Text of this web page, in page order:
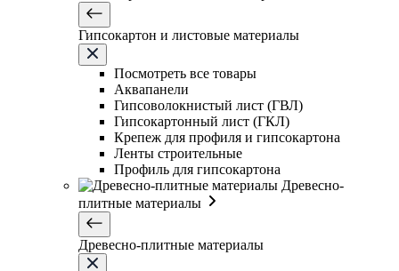
Гипсокартон и листовые материалы
Посмотреть все товары
Аквапанели
Гипсоволокнистый лист (ГВЛ)
Гипсокартонный лист (ГКЛ)
Крепеж для профиля и гипсокартона
Ленты строительные
Профиль для гипсокартона
Древесно-
плитные материалы
Древесно-плитные материалы